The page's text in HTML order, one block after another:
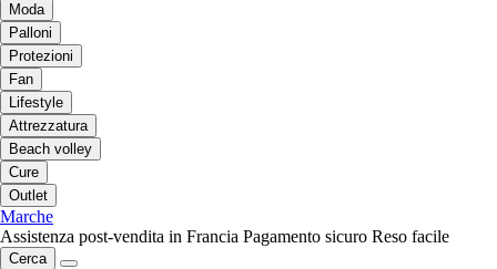
Moda
Palloni
Protezioni
Fan
Lifestyle
Attrezzatura
Beach volley
Cure
Outlet
Marche
Assistenza post-vendita in Francia Pagamento sicuro Reso facile
Cerca